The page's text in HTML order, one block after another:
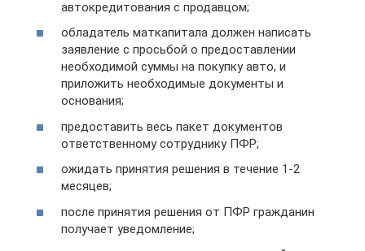
автокредитования с продавцом;
обладатель маткапитала должен написать
заявление с просьбой о предоставлении
необходимой суммы на покупку авто, и
приложить необходимые документы и
основания;
предоставить весь пакет документов
ответственному сотруднику ПФР;
ожидать принятия решения в течение 1-2
месяцев;
после принятия решения от ПФР гражданин
получает уведомление;